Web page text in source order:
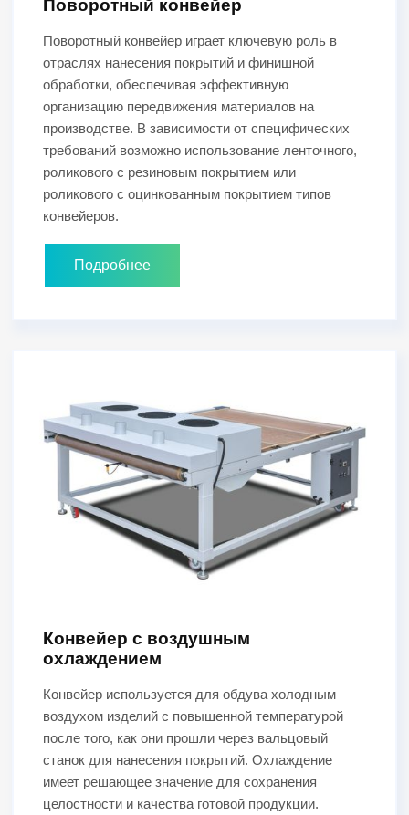
Поворотный конвейер
Поворотный конвейер играет ключевую роль в
отраслях нанесения покрытий и финишной
обработки, обеспечивая эффективную
организацию передвижения материалов на
производстве. В зависимости от специфических
требований возможно использование ленточного,
роликового с резиновым покрытием или
роликового с оцинкованным покрытием типов
конвейеров.
Подробнее
Конвейер с воздушным
охлаждением
Конвейер используется для обдува холодным
воздухом изделий с повышенной температурой
после того, как они прошли через вальцовый
станок для нанесения покрытий. Охлаждение
имеет решающее значение для сохранения
целостности и качества готовой продукции.